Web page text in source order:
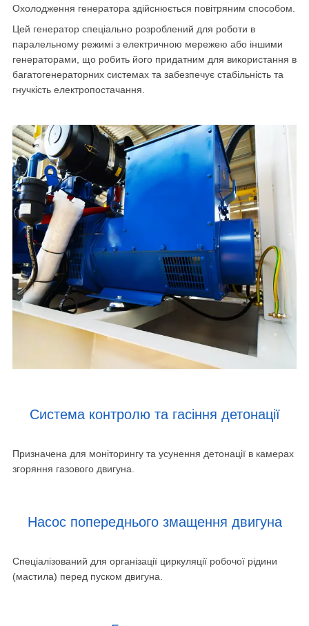
Охолодження генератора здійснюється повітряним способом.
Цей генератор спеціально розроблений для роботи в
паралельному режимі з електричною мережею або іншими
генераторами, що робить його придатним для використання в
багатогенераторних системах та забезпечує стабільність та
гнучкість електропостачання.
Система контролю та гасіння детонації
Призначена для моніторингу та усунення детонації в камерах
згоряння газового двигуна.
Насос попереднього змащення двигуна
Спеціалізований для організації циркуляції робочої рідини
(мастила) перед пуском двигуна.